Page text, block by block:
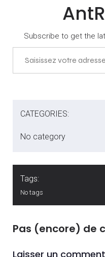
Subscribe to get the
Saisissez votre adresse e-mail…
CATEGORIES:
No category
Tags:
No tags
Pas (encore) de
Laisser un